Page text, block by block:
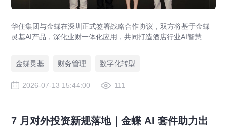
华住集团与金蝶在深圳正式签署战略合作协议，双方将基于金蝶
灵基AI产品，深化业财一体化应用，共同打造酒店行业AI智慧财
金蝶灵基
财务管理 数字化转型
2026-07-13 15:44:00 111
7 月对外投资新规落地｜金蝶 AI 套件助力出